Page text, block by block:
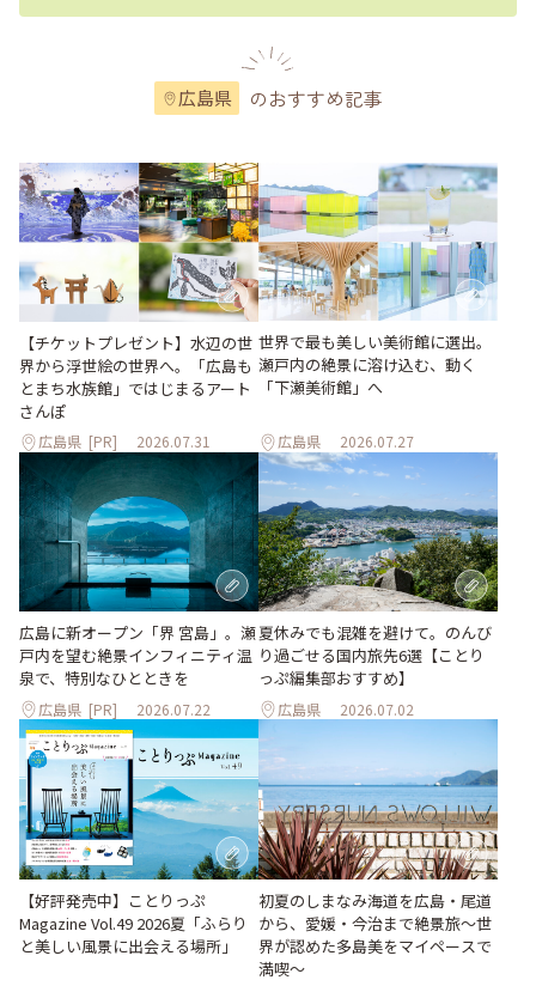
広島県 のおすすめ記事
【チケットプレゼント】水辺の世
界から浮世絵の世界へ。「広島も
とまち水族館」ではじまるアート
さんぽ
広島県 [PR] 2026.07.31
世界で最も美しい美術館に選出。
瀬戸内の絶景に溶け込む、動く
「下瀬美術館」へ
広島県 2026.07.27
広島に新オープン「界 宮島」。瀬
戸内を望む絶景インフィニティ温
泉で、特別なひとときを
広島県 [PR] 2026.07.22
夏休みでも混雑を避けて。のんび
り過ごせる国内旅先6選【ことり
っぷ編集部おすすめ】
広島県 2026.07.02
【好評発売中】ことりっぷ
Magazine Vol.49 2026夏「ふらり
と美しい風景に出会える場所」
初夏のしまなみ海道を広島・尾道
から、愛媛・今治まで絶景旅〜世
界が認めた多島美をマイペースで
満喫〜